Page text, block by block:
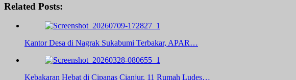
Related Posts:
Kantor Desa di Nagrak Sukabumi Terbakar, APAR…
Kebakaran Hebat di Cipanas Cianjur, 11 Rumah Ludes…